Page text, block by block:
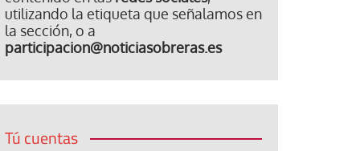
utilizando la etiqueta que señalamos en
la sección, o a
participacion@noticiasobreras.es
Tú cuentas